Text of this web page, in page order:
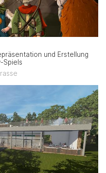
und Erstellung
Spiels